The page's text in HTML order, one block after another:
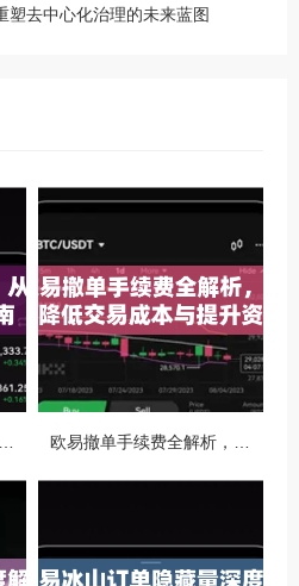
塑去中心化治理的未来蓝图